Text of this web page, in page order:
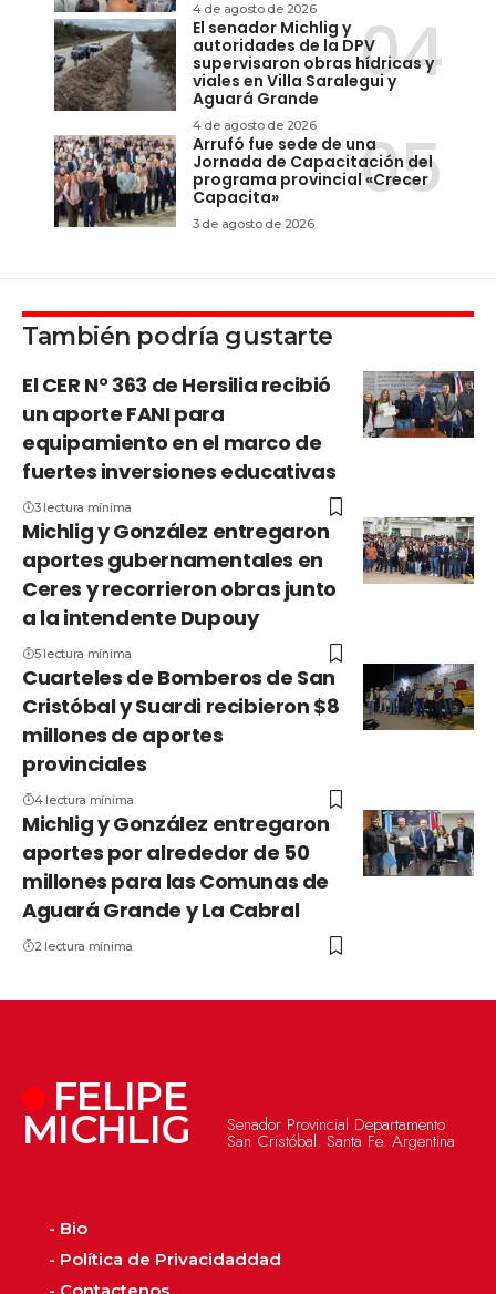
4 de agosto de 2026
El senador Michlig y
autoridades de la DPV
supervisaron obras hídricas y
viales en Villa Saralegui y
Aguará Grande
4 de agosto de 2026
Arrufó fue sede de una
Jornada de Capacitación del
programa provincial «Crecer
Capacita»
3 de agosto de 2026
También podría gustarte
El CER N° 363 de Hersilia recibió
un aporte FANI para
equipamiento en el marco de
fuertes inversiones educativas
3 lectura mínima
Michlig y González entregaron
aportes gubernamentales en
Ceres y recorrieron obras junto
a la intendente Dupouy
5 lectura mínima
Cuarteles de Bomberos de San
Cristóbal y Suardi recibieron $8
millones de aportes
provinciales
4 lectura mínima
Michlig y González entregaron
aportes por alrededor de 50
millones para las Comunas de
Aguará Grande y La Cabral
2 lectura mínima
FELIPE
MICHLIG Senador Provincial Departamento
San Cristóbal. Santa Fe. Argentina
- Bio
- Política de Privacidaddad